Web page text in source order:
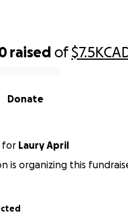
raised of$7.5K
Donate
for Laury April
is organizing this